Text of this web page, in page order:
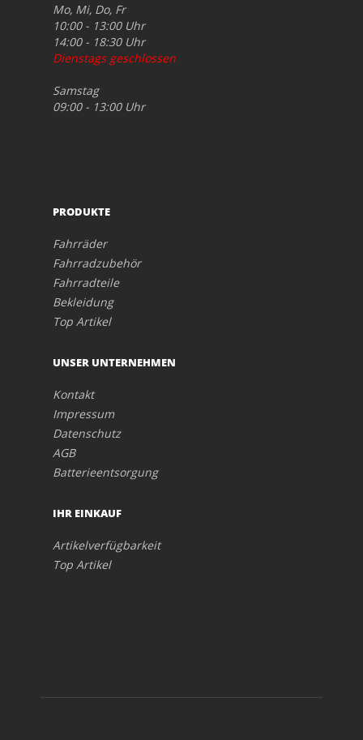
Mo, Mi, Do, Fr
10:00 - 13:00 Uhr
14:00 - 18:30 Uhr
Dienstags geschlossen
Samstag
09:00 - 13:00 Uhr
PRODUKTE
Fahrräder
Fahrradzubehör
Fahrradteile
Bekleidung
Top Artikel
UNSER UNTERNEHMEN
Kontakt
Impressum
Datenschutz
AGB
Batterieentsorgung
IHR EINKAUF
Artikelverfügbarkeit
Top Artikel